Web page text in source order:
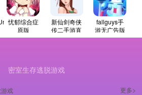
忧郁综合症
原版
新仙剑奇侠
传二手游直
装版
fallguys手
游无广告版
密室生存逃脱游戏
戏 更多>